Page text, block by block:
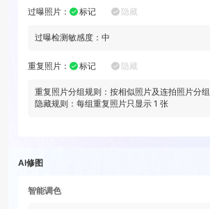
过曝照片 ： 标记 隐藏
过曝检测敏感度： 中
重复照片 ： 标记 隐藏
重复照片分组规则： 按相似照片及连拍照片分组
隐藏规则：每组重复照片只显示 1 张
AI修图
智能调色